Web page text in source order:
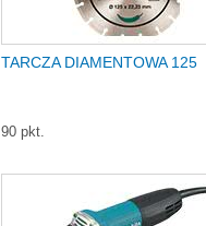
TARCZA DIAMENTOWA 125
90 pkt.